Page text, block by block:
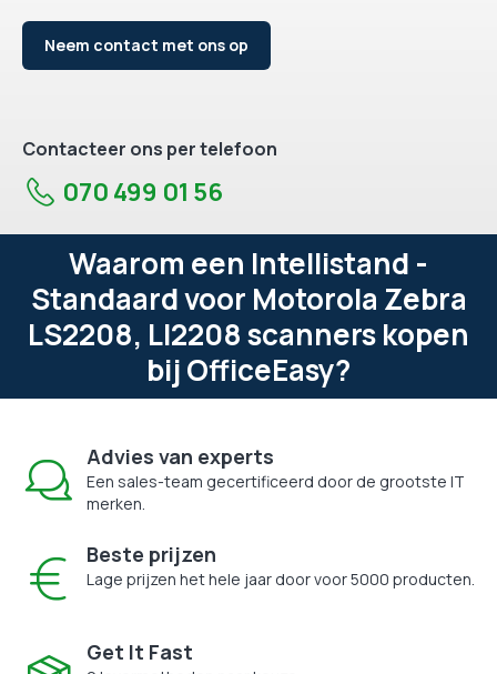
Neem contact met ons op
Contacteer ons per telefoon
070 499 01 56
Waarom een Intellistand -
Standaard voor Motorola Zebra
LS2208, LI2208 scanners kopen
bij OfficeEasy?
Advies van experts
Een sales-team gecertificeerd door de grootste IT
merken.
Beste prijzen
Lage prijzen het hele jaar door voor 5000 producten.
Get It Fast